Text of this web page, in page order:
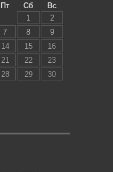
Пт Сб
Вс
1
2
7 8
9
14 15
16
21 22
23
28 29
30